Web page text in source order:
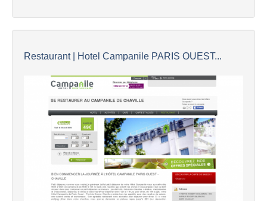
Restaurant | Hotel Campanile PARIS OUEST...